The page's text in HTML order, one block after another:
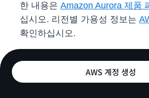
한 내용은 Amazon Aurora 제품
십시오. 리전별 가용성 정보는
확인하십시오.
AWS 계정 생성